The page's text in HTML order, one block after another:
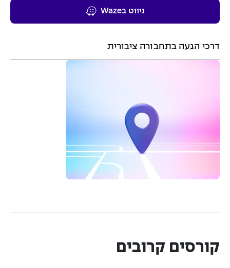
ניווט בWaze
דרכי הגעה בתחבורה ציבורית
קורסים קרובים